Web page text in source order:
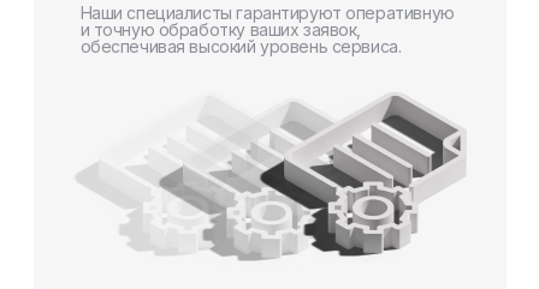
Наши специалисты гарантируют оперативную
и точную обработку ваших заявок,
обеспечивая высокий уровень сервиса.